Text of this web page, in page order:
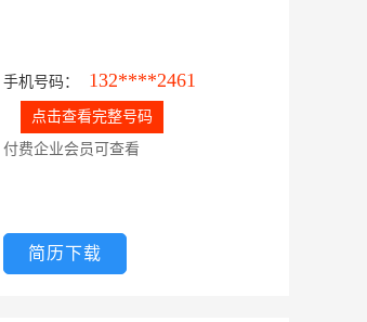
手机号码： 132****2461
点击查看完整号码
付费企业会员可查看
简历下载